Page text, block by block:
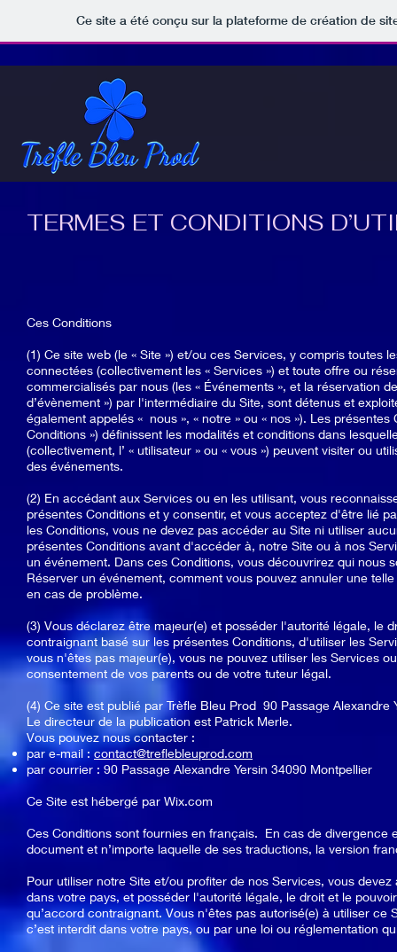
Ce site a été conçu sur la plateforme de création de
TERMES ET CONDITIONS
Ces Conditions
(1) Ce site web (le « Site ») et/ou ces Services, y compris toutes
connectées (collectivement les « Services ») et toute offre ou
commercialisés par nous (les « Événements », et la réservation
d’évènement ») par l'intermédiaire du Site, sont détenus et
également appelés « nous », « notre » ou « nos »). Les
Conditions ») définissent les modalités et conditions dans
(collectivement, l’ « utilisateur » ou « vous ») peuvent visiter ou
des événements.
(2) En accédant aux Services ou en les utilisant, vous
présentes Conditions et y consentir, et vous acceptez d'être lié
les Conditions, vous ne devez pas accéder au Site ni utiliser
présentes Conditions avant d'accéder à, notre Site ou à nos
un événement. Dans ces Conditions, vous découvrirez qui nous
Réserver un événement, comment vous pouvez annuler une
en cas de problème.
(3) Vous déclarez être majeur(e) et posséder l'autorité légale, le
contraignant basé sur les présentes Conditions, d'utiliser les
vous n'êtes pas majeur(e), vous ne pouvez utiliser les Services
consentement de vos parents ou de votre tuteur légal.
(4) Ce site est publié par Trèfle Bleu Prod 90 Passage Alexandre
Le directeur de la publication est Patrick Merle.
Vous pouvez nous contacter :
par e-mail : contact@treflebleuprod.com
par courrier : 90 Passage Alexandre Yersin 34090 Montpellier
Ce Site est hébergé par Wix.com
Ces Conditions sont fournies en français. En cas de divergence
document et n’importe laquelle de ses traductions, la version
Pour utiliser notre Site et/ou profiter de nos Services, vous
dans votre pays, et posséder l'autorité légale, le droit et le
qu’accord contraignant. Vous n'êtes pas autorisé(e) à utiliser ce
c’est interdit dans votre pays, ou par une loi ou réglementation